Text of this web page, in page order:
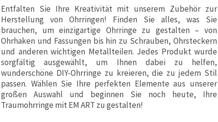
ähnliche
Technologien,
um das
ordnungsgemäße
Funktionieren
der Website
sicherzustellen,
Nutzungserlebnis
zu
verbessern
und, mit
Ihrer
Einwilligung,
Entfalten Sie Ihre Kreativität mit unserem Zubehör zur
Herstellung von Ohrringen! Finden Sie alles, was Sie
brauchen, um einzigartige Ohrringe zu gestalten – von
Ohrhaken und Fassungen bis hin zu Schrauben, Ohrsteckern
und anderen wichtigen Metallteilen. Jedes Produkt wurde
sorgfältig ausgewählt, um Ihnen dabei zu helfen,
wunderschöne DIY-Ohrringe zu kreieren, die zu jedem Stil
passen. Wählen Sie Ihre perfekten Elemente aus unserer
großen Auswahl und beginnen Sie noch heute, Ihre
Traumohrringe mit EM ART zu gestalten!